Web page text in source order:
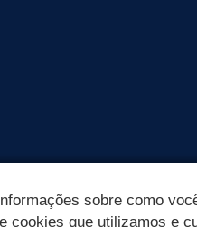
sobre como
cookies que utilizamos e